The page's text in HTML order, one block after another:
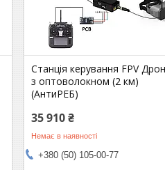
Станція керування FPV
з оптоволокном (2 км)
(АнтиРЕБ)
35 910 ₴
Немає в наявності
+380 (50) 105-00-77